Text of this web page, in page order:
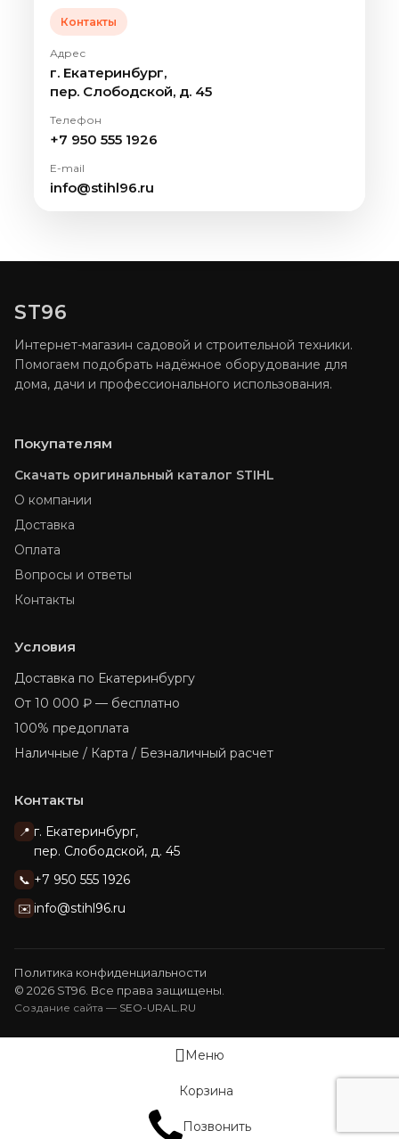
Контакты
Адрес
г. Екатеринбург,
пер. Слободской, д. 45
Телефон
+7 950 555 1926
E-mail
info@stihl96.ru
ST96
Интернет-магазин садовой и строительной техники.
Помогаем подобрать надёжное оборудование для
дома, дачи и профессионального использования.
Покупателям
Скачать оригинальный каталог STIHL
О компании
Доставка
Оплата
Вопросы и ответы
Контакты
Условия
Доставка по Екатеринбургу
От 10 000 ₽ — бесплатно
100% предоплата
Наличные / Карта / Безналичный расчет
Контакты
📍 г. Екатеринбург,
пер. Слободской, д. 45
📞 +7 950 555 1926
✉️ info@stihl96.ru
Политика конфиденциальности
© 2026 ST96. Все права защищены.
Создание сайта — SEO-URAL.RU
Меню
Корзина
Позвонить